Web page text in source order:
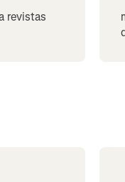
revistas